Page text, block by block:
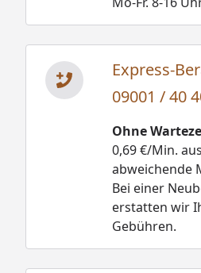
Express-
09001 / 40
Ohne
0,69 €/Min.
abweichende
Bei einer
erstatten wir
Gebühren.